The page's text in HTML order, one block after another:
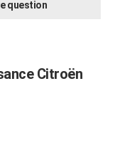
question
Citroën